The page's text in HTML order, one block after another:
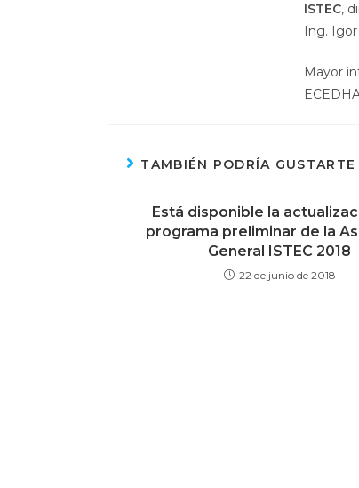
ISTEC,
Ing.
Mayor
TAMBIÉN PODRÍA GUSTARTE
Está disponible la
programa preliminar de la
General ISTEC 2018
22 de junio de 2018